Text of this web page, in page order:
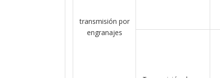
transmisión por
engranajes